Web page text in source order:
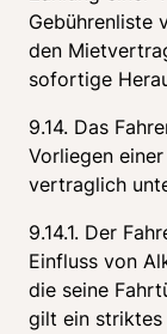
Gebührenliste
den
sofortige
9.14. Das
Vorliegen
vertraglich
9.14.1. Der
Einfluss von
die seine
gilt ein